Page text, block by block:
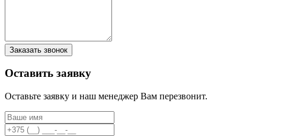
Заказать звонок
Оставить заявку
Оставьте заявку и наш менеджер Вам перезвонит.